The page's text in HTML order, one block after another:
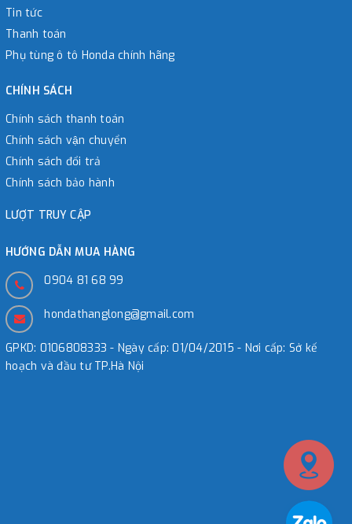
Tin tức
Thanh toán
Phụ tùng ô tô Honda chính hãng
CHÍNH SÁCH
Chính sách thanh toán
Chính sách vận chuyển
Chính sách đổi trả
Chính sách bảo hành
LƯỢT TRUY CẬP
HƯỚNG DẪN MUA HÀNG
0904 81 68 99
hondathanglong@gmail.com
GPKD: 0106808333 - Ngày cấp: 01/04/2015 - Nơi cấp: Sở kế
hoạch và đầu tư TP.Hà Nội